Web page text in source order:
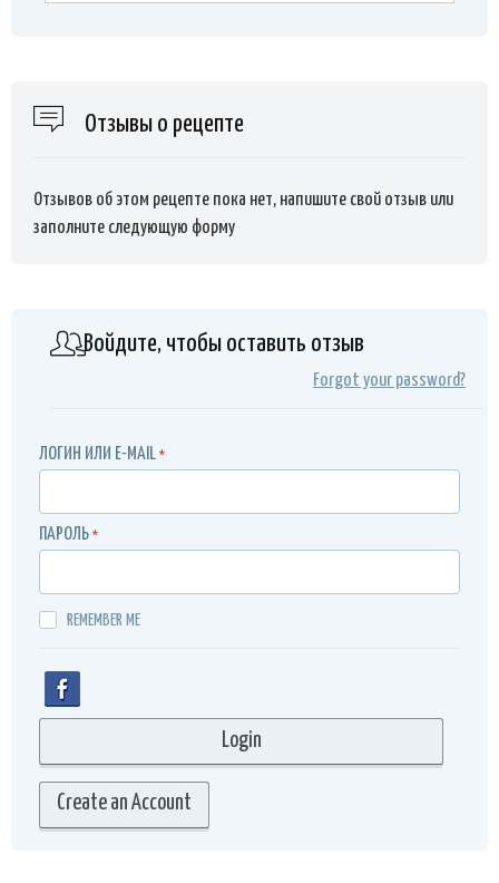
Отзывы о рецепте
Отзывов об этом рецепте пока нет, напишите свой отзыв или
заполните следующую форму
Войдите, чтобы оставить отзыв
Forgot your password?
ЛОГИН ИЛИ E-MAIL *
ПАРОЛЬ *
REMEMBER ME
Create an Account